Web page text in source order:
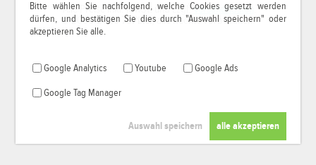
Bitte wählen Sie nachfolgend, welche Cookies gesetzt werden
dürfen, und bestätigen Sie dies durch "Auswahl speichern" oder
akzeptieren Sie alle.
Google Analytics Youtube Google Ads
Google Tag Manager
*Alle Preise inkl. MwSt. und zzgl.Versandkosten
© 2000-2026 79Pixel, alle Rechte vorbehalten.